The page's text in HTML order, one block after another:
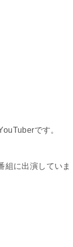
です。
組に出演していま